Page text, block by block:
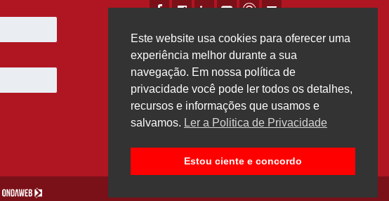
Este website usa cookies para oferecer uma
experiência melhor durante a sua
navegação. Em nossa política de
privacidade você pode ler todos os detalhes,
recursos e informações que usamos e
salvamos. Ler a Politica de Privacidade
Estou ciente e concordo